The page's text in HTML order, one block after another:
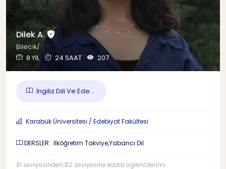
Dilek A.
Bilecik/
8 YIL
24 SAAT 207
İngiliz Dili Ve Ede...
Karabük Üniversitesi / Edebiyat Fakültesi
DERSLER : İlköğretim Takviye,Yabancı Dil
A1 seviyesinden B2 seviyesine kadar öğrencilerimi...